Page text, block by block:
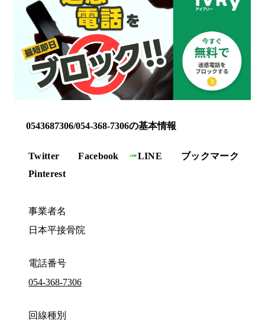
0543687306/054-368-7306の基本情報
Twitter Facebook LINE
ブックマーク
Pinterest
事業者名
日本平接骨院
電話番号
054-368-7306
回線種別